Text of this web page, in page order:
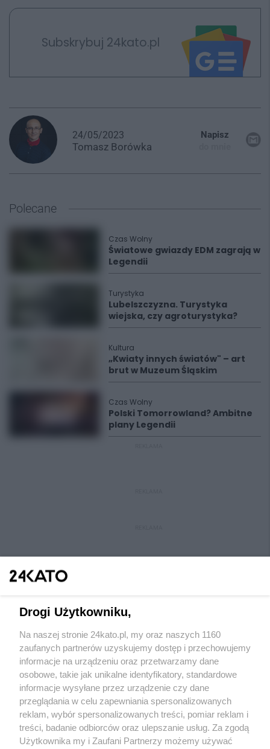
Subskrybuj 24kato.pl
24/05/2023
Tomasz Borówka
Napisz
Polecane
Czas Wolny
Światowe gwiazdy EDM zagrają w
Legendii
Turystyka
Lubelszczyzna. Turystyka
wiejska, czy agroturystyka?
Kultura
„Kwiaty innych światów" – art
brut w Muzeum Śląskim
Czas Wolny
Polski Tomorrowland? Ambitne
plany Legendii
Wydawca mediów lokalnych
Nie zapomnij
zapoznać się z:
polityką prywatności regulamin korzystania z portali
Twojemiasto Skontakuj sięz nami
Drogi Użytkowniku,
Na naszej stronie 24kato.pl, my oraz naszych 1160
zaufanych partnerów uzyskujemy dostęp i przechowujemy
informacje na urządzeniu oraz przetwarzamy dane
osobowe, takie jak unikalne identyfikatory, standardowe
informacje wysyłane przez urządzenie czy dane
przeglądania w celu zapewniania spersonalizowanych
reklam, wybór spersonalizowanych treści, pomiar reklam i
treści, badanie odbiorców oraz ulepszanie usług. Za zgodą
Użytkownika my i Zaufani Partnerzy możemy używać